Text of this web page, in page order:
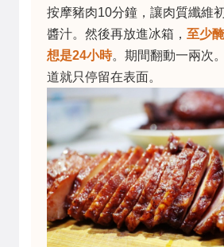
按摩豬肉10分鐘，讓肉質纖維
醬汁。然後再放進冰箱， 至少
想是24小時。期間翻動一兩次
道就只停留在表面。